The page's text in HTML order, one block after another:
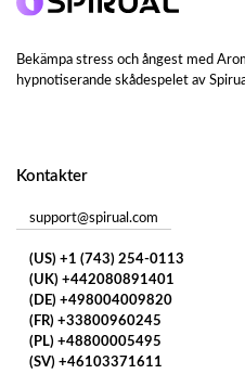
Bekämpa stress och ångest med
hypnotiserande skådespelet av
Kontakter
support@spirual.com
(US) +1 (743) 254-0113
(UK) +442080891401
(DE) +498004009820
(FR) +33800960245
(PL) +48800005495
(SV) +46103371611